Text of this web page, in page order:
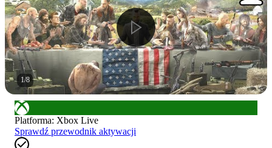
1/8
Platforma: Xbox Live
Sprawdź przewodnik aktywacji